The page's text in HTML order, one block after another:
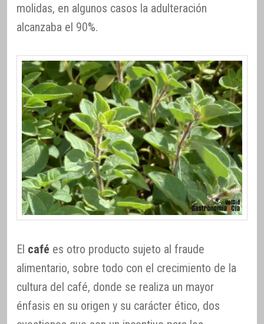
molidas, en algunos casos la adulteración
alcanzaba el 90%.
El café es otro producto sujeto al fraude
alimentario, sobre todo con el crecimiento de la
cultura del café, donde se realiza un mayor
énfasis en su origen y su carácter ético, dos